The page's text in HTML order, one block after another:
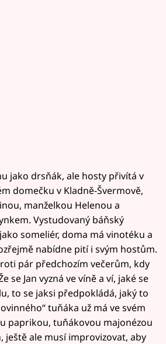
jako drsňák, ale hosty přivítá v
domečku v Kladně-Švermově,
manželkou Helenou a
Vystudovaný báňský
someliér, doma má vinotéku a
nabídne pití i svým hostům.
pár předchozím večerům, kdy
se Jan vyzná ve víně a ví, jaké se
to se jaksi předpokládá, jaký to
tuňáka už má ve svém
paprikou, tuňákovou majonézou
ještě ale musí improvizovat, aby